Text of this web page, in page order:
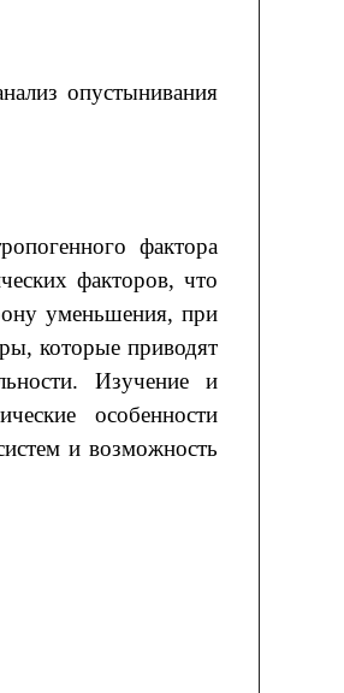
опустынивания
фактора
факторов, что
уменьшения, при
которые приводят
Изучение и
особенности
и возможность